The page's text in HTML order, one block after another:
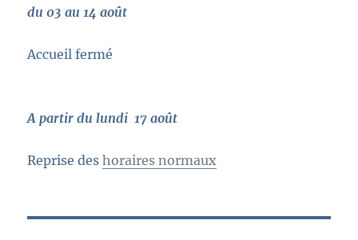
du 03 au 14 août
Accueil fermé
A partir du lundi 17 août
Reprise deshoraires normaux